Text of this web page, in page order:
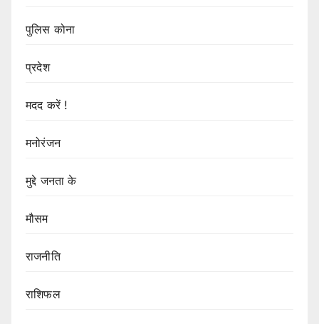
पुलिस कोना
प्रदेश
मदद करें !
मनोरंजन
मुद्दे जनता के
मौसम
राजनीति
राशिफल